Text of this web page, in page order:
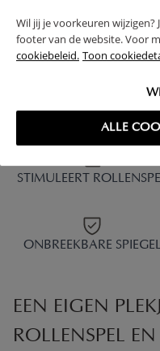
Wil jij je voorkeuren
footer van de website. Voor
cookiebeleid. Toon
ALLE
STIMULEERT
ONBREEKBARE SPIEGEL
EEN EIGEN
ROLLENSPEL